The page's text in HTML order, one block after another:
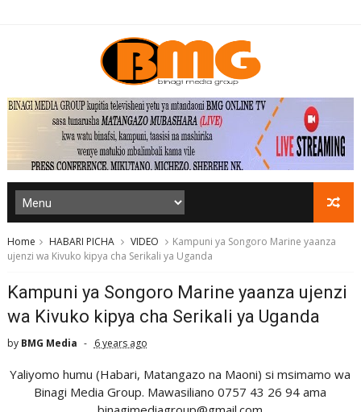
Home HABARI PICHA VIDEO
Kampuni ya Songoro Marine yaanza
ujenzi wa Kivuko kipya cha Serikali ya Uganda
Kampuni ya Songoro Marine yaanza ujenzi
wa Kivuko kipya cha Serikali ya Uganda
by BMG Media 6 years ago
Yaliyomo humu (Habari, Matangazo na Maoni) si msimamo wa
Binagi Media Group. Mawasiliano 0757 43 26 94 ama